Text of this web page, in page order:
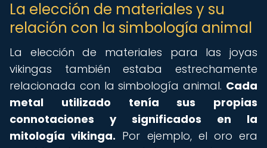
La elección de materiales y su
relación con la simbología animal
La elección de materiales para las joyas
vikingas también estaba estrechamente
relacionada con la simbología animal. Cada
metal utilizado tenía sus propias
connotaciones y significados en la
mitología vikinga. Por ejemplo, el oro era